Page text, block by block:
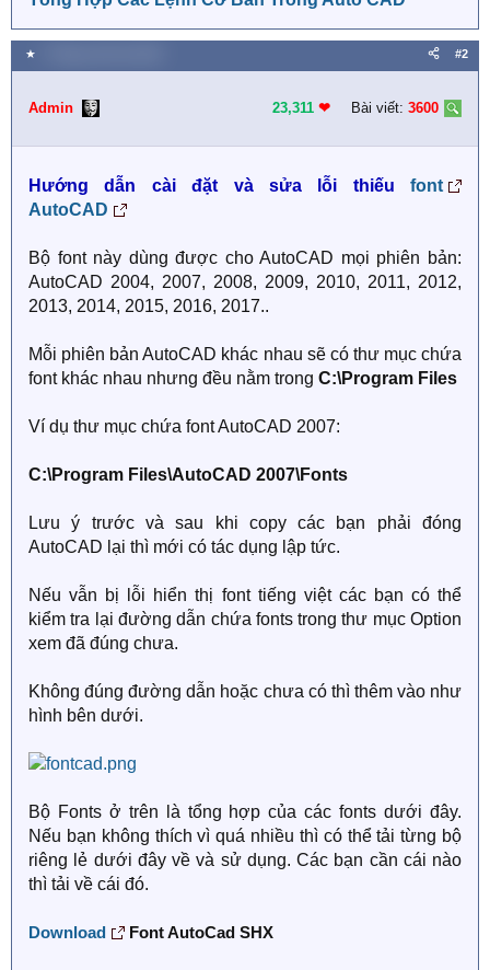
★ #2
Admin 23,311 ❤︎ Bài viết: 3600
Hướng dẫn cài đặt và sửa lỗi thiếu font
AutoCAD
Bộ font này dùng được cho AutoCAD mọi phiên bản:
AutoCAD 2004, 2007, 2008, 2009, 2010, 2011, 2012,
2013, 2014, 2015, 2016, 2017..
Mỗi phiên bản AutoCAD khác nhau sẽ có thư mục chứa
font khác nhau nhưng đều nằm trong C:\Program Files
Ví dụ thư mục chứa font AutoCAD 2007:
C:\Program Files\AutoCAD 2007\Fonts
Lưu ý trước và sau khi copy các bạn phải đóng
AutoCAD lại thì mới có tác dụng lập tức.
Nếu vẫn bị lỗi hiển thị font tiếng việt các bạn có thể
kiểm tra lại đường dẫn chứa fonts trong thư mục Option
xem đã đúng chưa.
Không đúng đường dẫn hoặc chưa có thì thêm vào như
hình bên dưới.
Bộ Fonts ở trên là tổng hợp của các fonts dưới đây.
Nếu bạn không thích vì quá nhiều thì có thể tải từng bộ
riêng lẻ dưới đây về và sử dụng. Các bạn cần cái nào
thì tải về cái đó.
Download Font AutoCad SHX